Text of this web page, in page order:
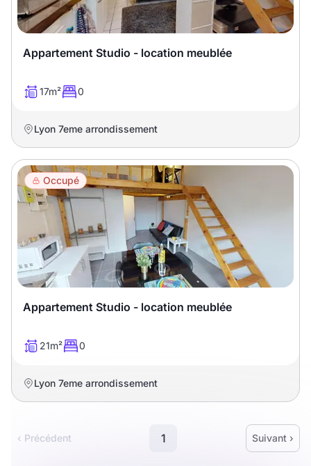
Appartement Studio - location meublée
17m² 0
Lyon 7eme arrondissement
Occupé
Appartement Studio - location meublée
21m² 0
Lyon 7eme arrondissement
‹ Précédent 1 Suivant ›